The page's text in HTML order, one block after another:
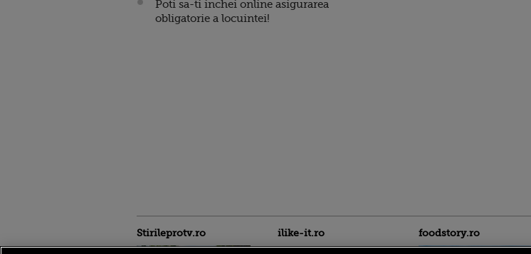
Poti sa-ti inchei online asigurarea
obligatorie a locuintei!
Stirileprotv.ro ilike-it.ro foodstory.ro